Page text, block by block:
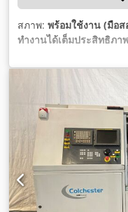
สภาพ: พร้อมใช้งาน (มือส
ทำงานได้เต็มประสิทธิภาพ
, เส้นผ่านศูนย์กล
ยาวการกลึง:1,200 มม,
, เส้นผ่านศูนย์กลาง
Fanuc